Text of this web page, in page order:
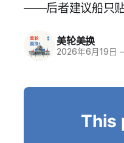
——后者建议船只贴
美轮美换
2026年6月19日
This